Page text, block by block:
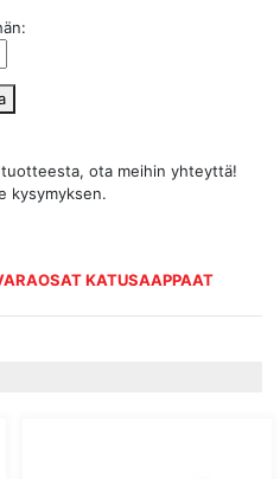
KATUSAAPPAAT
ota meihin yhteyttä!
kysymyksen.